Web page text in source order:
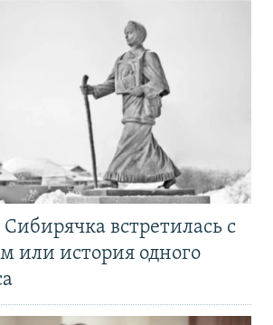
встретилась с
или история одного